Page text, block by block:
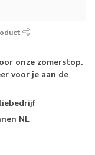
onze zomerstop.
voor je aan de
NL